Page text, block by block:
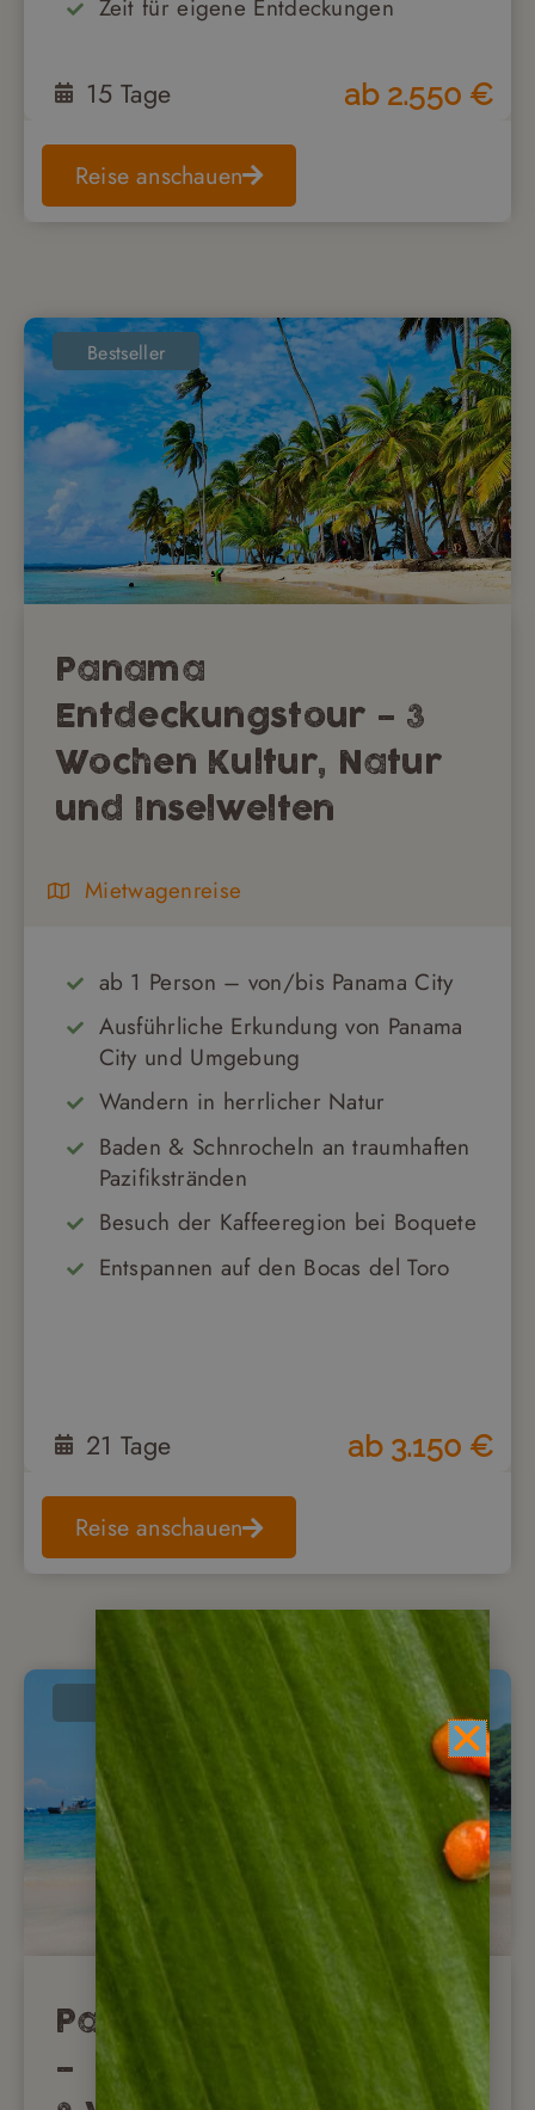
Zeit für eigene Entdeckungen
15 Tage ab 2.550 €
Reise anschauen
Bestseller
Panama
Entdeckungstour – 3
Wochen Kultur, Natur
und Inselwelten
Mietwagenreise
ab 1 Person – von/bis Panama City
Ausführliche Erkundung von Panama
City und Umgebung
Wandern in herrlicher Natur
Baden & Schnrocheln an traumhaften
Pazifikstränden
Besuch der Kaffeeregion bei Boquete
Entspannen auf den Bocas del Toro
21 Tage ab 3.150 €
Reise anschauen
Panama Familienreise
–